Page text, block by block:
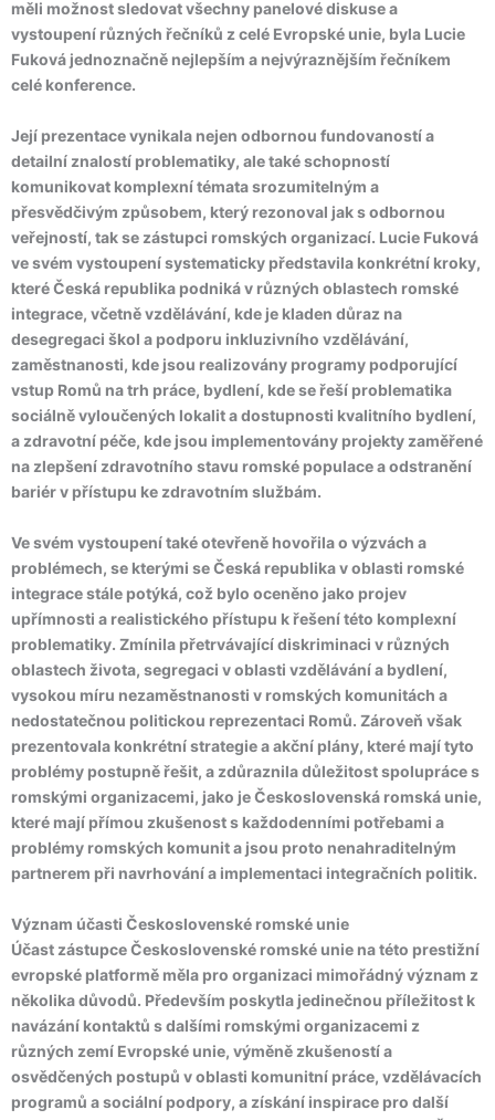
měli možnost sledovat všechny panelové diskuse a
vystoupení různých řečníků z celé Evropské unie, byla Lucie
Fuková jednoznačně nejlepším a nejvýraznějším řečníkem
celé konference.
Její prezentace vynikala nejen odbornou fundovaností a
detailní znalostí problematiky, ale také schopností
komunikovat komplexní témata srozumitelným a
přesvědčivým způsobem, který rezonoval jak s odbornou
veřejností, tak se zástupci romských organizací. Lucie Fuková
ve svém vystoupení systematicky představila konkrétní kroky,
které Česká republika podniká v různých oblastech romské
integrace, včetně vzdělávání, kde je kladen důraz na
desegregaci škol a podporu inkluzivního vzdělávání,
zaměstnanosti, kde jsou realizovány programy podporující
vstup Romů na trh práce, bydlení, kde se řeší problematika
sociálně vyloučených lokalit a dostupnosti kvalitního bydlení,
a zdravotní péče, kde jsou implementovány projekty zaměřené
na zlepšení zdravotního stavu romské populace a odstranění
bariér v přístupu ke zdravotním službám.
Ve svém vystoupení také otevřeně hovořila o výzvách a
problémech, se kterými se Česká republika v oblasti romské
integrace stále potýká, což bylo oceněno jako projev
upřímnosti a realistického přístupu k řešení této komplexní
problematiky. Zmínila přetrvávající diskriminaci v různých
oblastech života, segregaci v oblasti vzdělávání a bydlení,
vysokou míru nezaměstnanosti v romských komunitách a
nedostatečnou politickou reprezentaci Romů. Zároveň však
prezentovala konkrétní strategie a akční plány, které mají tyto
problémy postupně řešit, a zdůraznila důležitost spolupráce s
romskými organizacemi, jako je Československá romská unie,
které mají přímou zkušenost s každodenními potřebami a
problémy romských komunit a jsou proto nenahraditelným
partnerem při navrhování a implementaci integračních politik.
Význam účasti Československé romské unie
Účast zástupce Československé romské unie na této prestižní
evropské platformě měla pro organizaci mimořádný význam z
několika důvodů. Především poskytla jedinečnou příležitost k
navázání kontaktů s dalšími romskými organizacemi z
různých zemí Evropské unie, výměně zkušeností a
osvědčených postupů v oblasti komunitní práce, vzdělávacích
programů a sociální podpory, a získání inspirace pro další